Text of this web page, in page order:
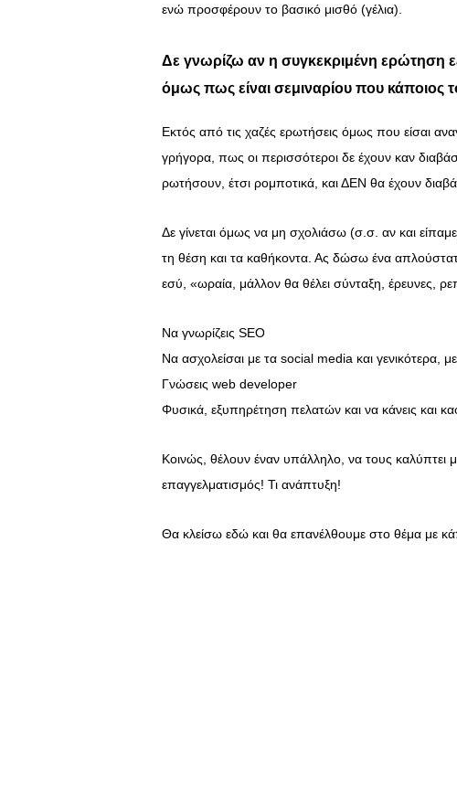
ενώ προσφέρουν το βασικό μισθό (γέλια).
Δε γνωρίζω αν η συγκεκριμένη ερώτηση
όμως πως είναι σεμιναρίου που κάποιος
Εκτός από τις χαζές ερωτήσεις όμως που είσαι
γρήγορα, πως οι περισσότεροι δε έχουν καν
ρωτήσουν, έτσι ρομποτικά, και ΔΕΝ θα έχουν
Δε γίνεται όμως να μη σχολιάσω (σ.σ. αν και
τη θέση και τα καθήκοντα. Ας δώσω ένα
εσύ, «ωραία, μάλλον θα θέλει σύνταξη, έρευνες,
Να γνωρίζεις SEO
Να ασχολείσαι με τα social media και γενικότερα,
Γνώσεις web developer
Φυσικά, εξυπηρέτηση πελατών και να κάνεις και
Κοινώς, θέλουν έναν υπάλληλο, να τους καλύπτει
επαγγελματισμός! Τι ανάπτυξη!
Θα κλείσω εδώ και θα επανέλθουμε στο θέμα με